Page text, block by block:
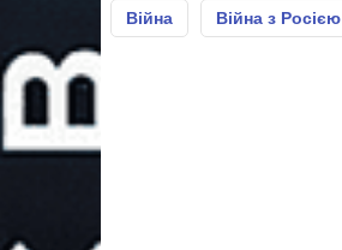
Війна Війна з Росією